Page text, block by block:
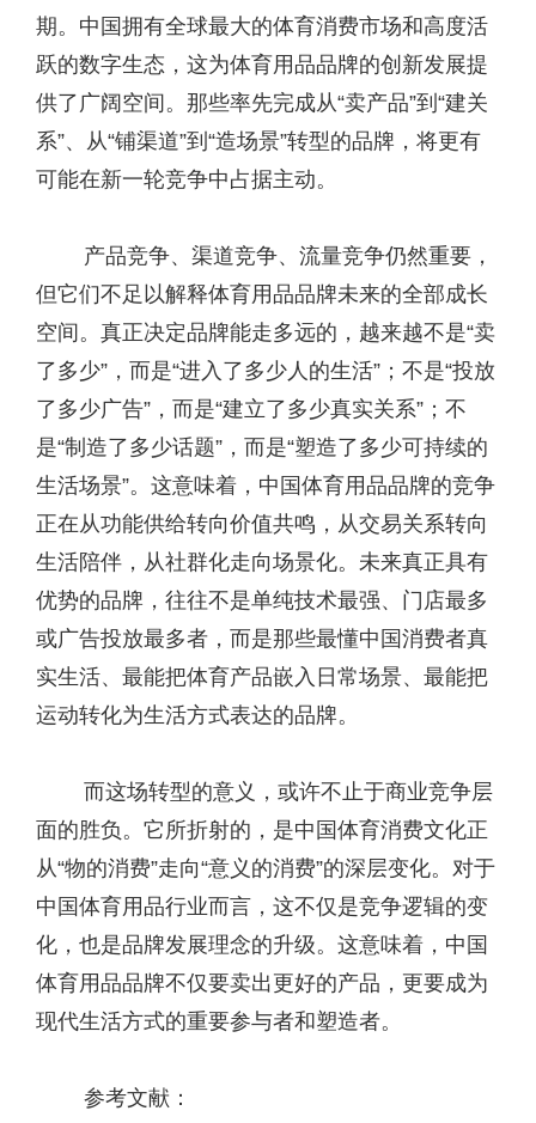
期。中国拥有全球最大的体育消费市场和高度活
跃的数字生态，这为体育用品品牌的创新发展提
供了广阔空间。那些率先完成从“卖产品”到“建关
系”、从“铺渠道”到“造场景”转型的品牌，将更有
可能在新一轮竞争中占据主动。
产品竞争、渠道竞争、流量竞争仍然重要，
但它们不足以解释体育用品品牌未来的全部成长
空间。真正决定品牌能走多远的，越来越不是“卖
了多少”，而是“进入了多少人的生活”；不是“投放
了多少广告”，而是“建立了多少真实关系”；不
是“制造了多少话题”，而是“塑造了多少可持续的
生活场景”。这意味着，中国体育用品品牌的竞争
正在从功能供给转向价值共鸣，从交易关系转向
生活陪伴，从社群化走向场景化。未来真正具有
优势的品牌，往往不是单纯技术最强、门店最多
或广告投放最多者，而是那些最懂中国消费者真
实生活、最能把体育产品嵌入日常场景、最能把
运动转化为生活方式表达的品牌。
而这场转型的意义，或许不止于商业竞争层
面的胜负。它所折射的，是中国体育消费文化正
从“物的消费”走向“意义的消费”的深层变化。对于
中国体育用品行业而言，这不仅是竞争逻辑的变
化，也是品牌发展理念的升级。这意味着，中国
体育用品品牌不仅要卖出更好的产品，更要成为
现代生活方式的重要参与者和塑造者。
参考文献：